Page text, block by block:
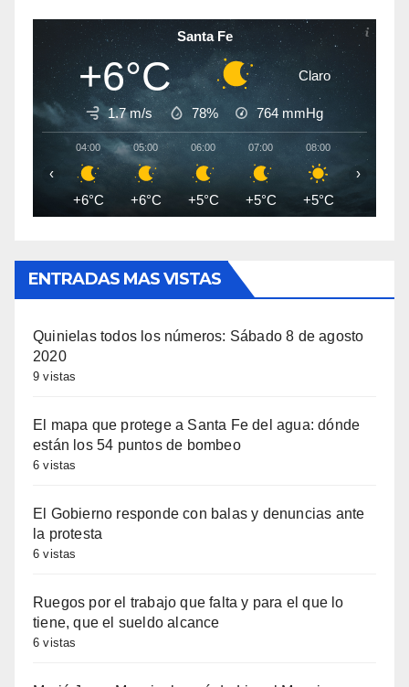
Santa Fe
+6°C Claro
1.7 m/s 78% 764 mmHg
04:00
+6°C
05:00
+6°C
06:00
+5°C
07:00
+5°C
08:00
+5°C +8°C
‹ ›
ENTRADAS MAS VISTAS
Quinielas todos los números: Sábado 8 de agosto
2020
9 vistas
El mapa que protege a Santa Fe del agua: dónde
están los 54 puntos de bombeo
6 vistas
El Gobierno responde con balas y denuncias ante
la protesta
6 vistas
Ruegos por el trabajo que falta y para el que lo
tiene, que el sueldo alcance
6 vistas